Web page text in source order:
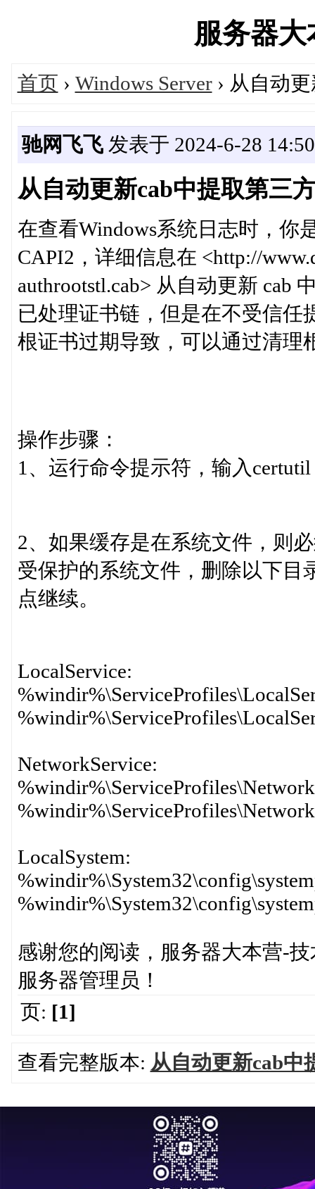
服务器
首页 › Windows Server› 从自动
驰网飞飞发表于 2024-6-28
从自动更新cab中提取第三
在查看Windows系统日志时，你
CAPI2，详细信息在 <http://
authrootstl.cab> 从自动更新 cab
已处理证书链，但是在不受信任
根证书过期导致，可以通过清理
操作步骤：
1、运行命令提示符，输入certutil
2、如果缓存是在系统文件，则
受保护的系统文件，删除以下目
点继续。
LocalService:
NetworkService:
LocalSystem:
感谢您的阅读，服务器大本营-
服务器管理员！
页: [1]
查看完整版本: 从自动更新cab中